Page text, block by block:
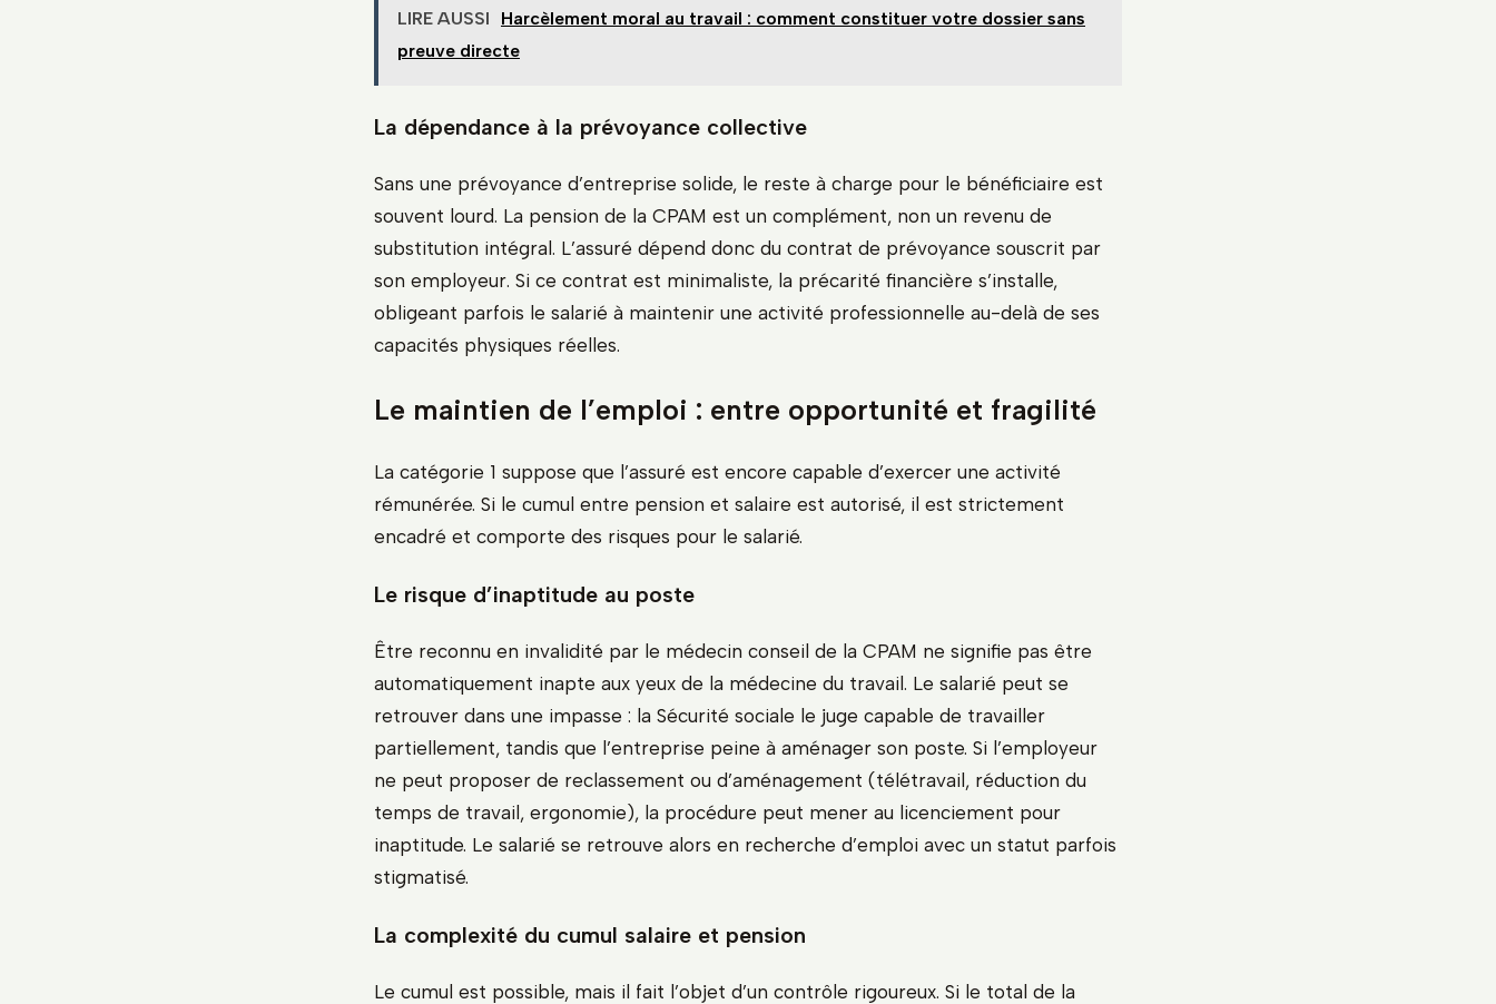
LIRE AUSSI
Harcèlement moral au travail : comment constituer votre dossier sans
preuve directe
La dépendance à la prévoyance collective
Sans une prévoyance d’entreprise solide, le reste à charge pour le bénéficiaire est
souvent lourd. La pension de la CPAM est un complément, non un revenu de
substitution intégral. L’assuré dépend donc du contrat de prévoyance souscrit par
son employeur. Si ce contrat est minimaliste, la précarité financière s’installe,
obligeant parfois le salarié à maintenir une activité professionnelle au-delà de ses
capacités physiques réelles.
Le maintien de l’emploi : entre opportunité et fragilité
La catégorie 1 suppose que l’assuré est encore capable d’exercer une activité
rémunérée. Si le cumul entre pension et salaire est autorisé, il est strictement
encadré et comporte des risques pour le salarié.
Le risque d’inaptitude au poste
Être reconnu en invalidité par le médecin conseil de la CPAM ne signifie pas être
automatiquement inapte aux yeux de la médecine du travail. Le salarié peut se
retrouver dans une impasse : la Sécurité sociale le juge capable de travailler
partiellement, tandis que l’entreprise peine à aménager son poste. Si l’employeur
ne peut proposer de reclassement ou d’aménagement (télétravail, réduction du
temps de travail, ergonomie), la procédure peut mener au licenciement pour
inaptitude. Le salarié se retrouve alors en recherche d’emploi avec un statut parfois
stigmatisé.
La complexité du cumul salaire et pension
Le cumul est possible, mais il fait l’objet d’un contrôle rigoureux. Si le total de la